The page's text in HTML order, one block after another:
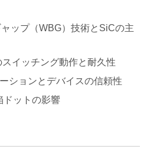
ップ（WBG）技術とSiCの主
イッチング動作と耐久性
ションとデバイスの信頼性
ドットの影響